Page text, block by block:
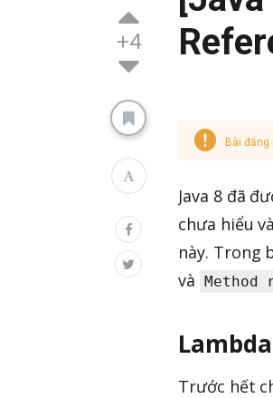
+4
Bài
Java 8 đã
chưa hiểu
này. Trong
và Method
Trước hết